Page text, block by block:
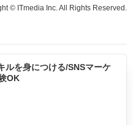
© ITmedia Inc. All Rights Reserved.
ルを身につける/SNSマーケ
OK